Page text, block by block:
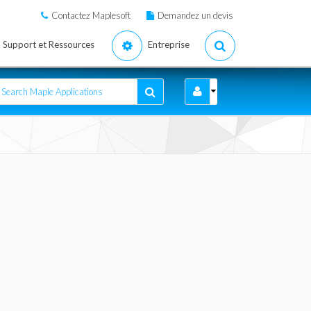
Contactez Maplesoft Demandez un devis
Support et Ressources Entreprise